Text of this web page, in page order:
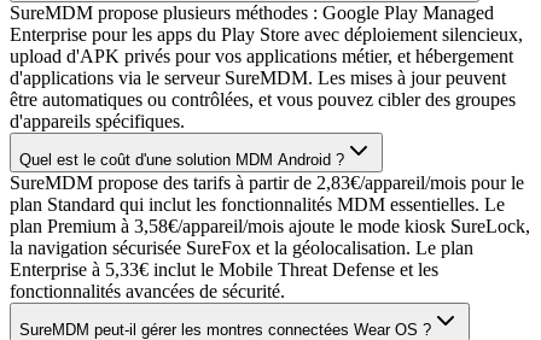
SureMDM propose plusieurs méthodes : Google Play Managed
Enterprise pour les apps du Play Store avec déploiement silencieux,
upload d'APK privés pour vos applications métier, et hébergement
d'applications via le serveur SureMDM. Les mises à jour peuvent
être automatiques ou contrôlées, et vous pouvez cibler des groupes
d'appareils spécifiques.
Quel est le coût d'une solution MDM Android ?
SureMDM propose des tarifs à partir de 2,83€/appareil/mois pour le
plan Standard qui inclut les fonctionnalités MDM essentielles. Le
plan Premium à 3,58€/appareil/mois ajoute le mode kiosk SureLock,
la navigation sécurisée SureFox et la géolocalisation. Le plan
Enterprise à 5,33€ inclut le Mobile Threat Defense et les
fonctionnalités avancées de sécurité.
SureMDM peut-il gérer les montres connectées Wear OS ?